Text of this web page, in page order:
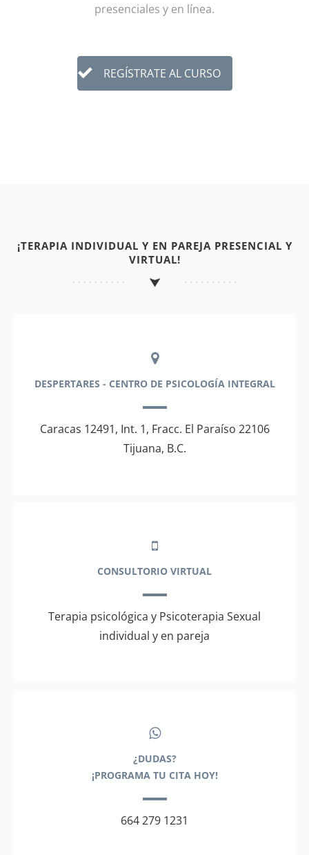
presenciales y en línea.
REGÍSTRATE AL CURSO
¡TERAPIA INDIVIDUAL Y EN PAREJA PRESENCIAL Y
VIRTUAL!
DESPERTARES - CENTRO DE PSICOLOGÍA INTEGRAL
Caracas 12491, Int. 1, Fracc. El Paraíso 22106
Tijuana, B.C.
CONSULTORIO VIRTUAL
Terapia psicológica y Psicoterapia Sexual
individual y en pareja
¿DUDAS?
¡PROGRAMA TU CITA HOY!
664 279 1231